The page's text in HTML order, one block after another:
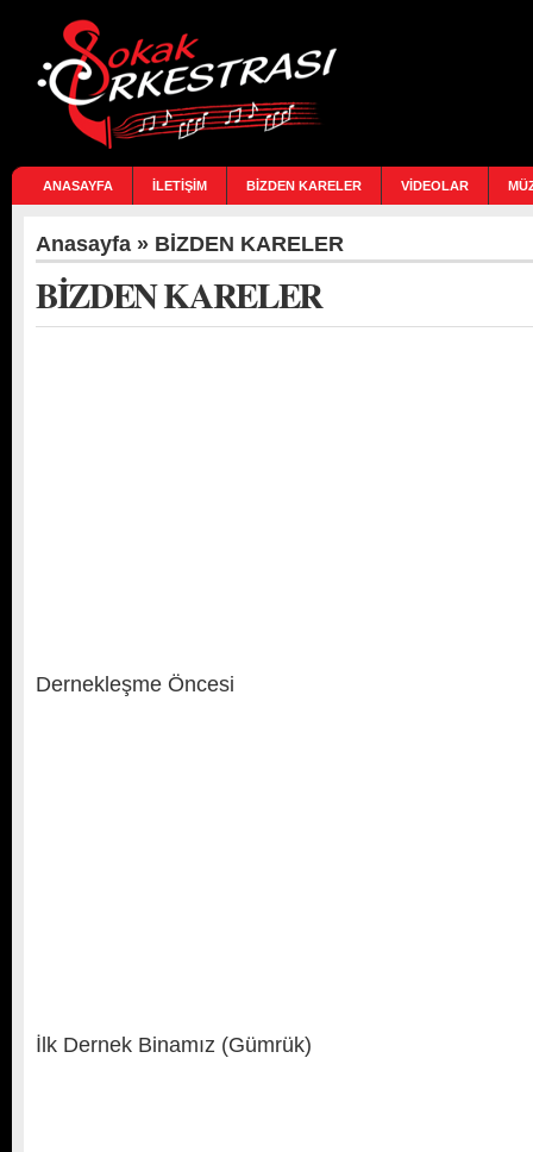
ANASAYFA İLETİŞİM BİZDEN KARELER VİDEOLAR
Anasayfa » BİZDEN KARELER
BİZDEN KARELER
Dernekleşme Öncesi
İlk Dernek Binamız (Gümrük)